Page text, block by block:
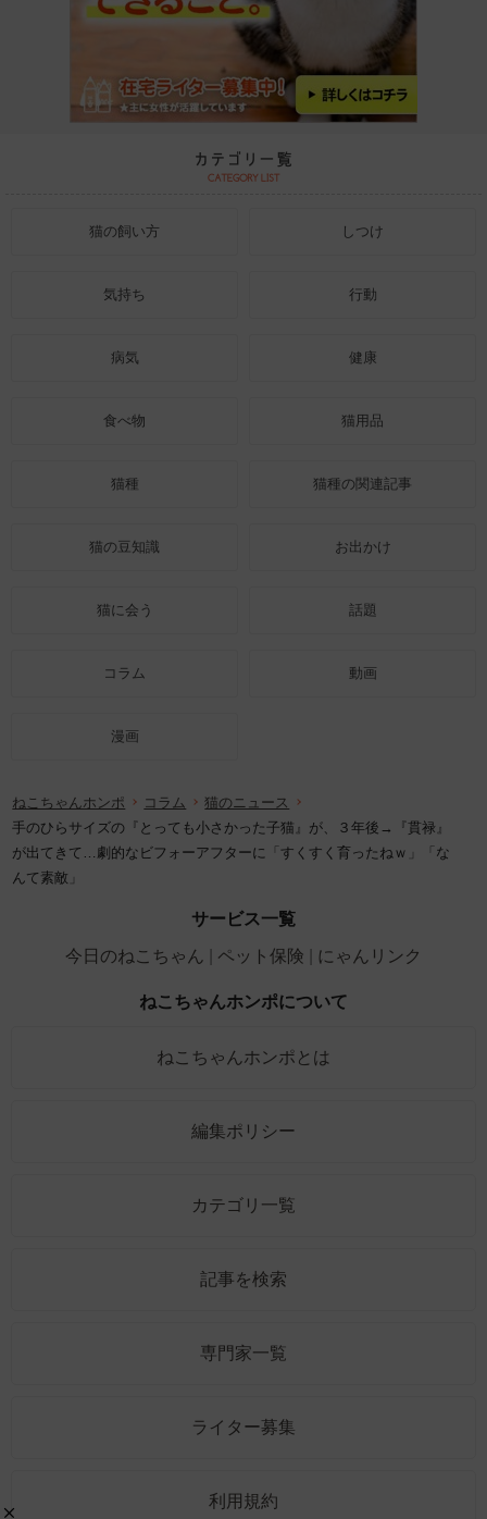
猫の飼い方 しつけ
気持ち 行動
病気 健康
食べ物 猫用品
猫種 猫種の関連記事
猫の豆知識 お出かけ
猫に会う 話題
コラム 動画
漫画
ねこちゃんホンポ コラム
猫のニュース
手のひらサイズの『とっても小さかった子猫』が、３年後→『貫禄』
が出てきて…劇的なビフォーアフターに「すくすく育ったねｗ」「な
んて素敵」
サービス一覧
今日のねこちゃん
ペット保険 にゃんリンク
ねこちゃんホンポについて
ねこちゃんホンポとは
編集ポリシー
カテゴリ一覧
記事を検索
専門家一覧
ライター募集
利用規約